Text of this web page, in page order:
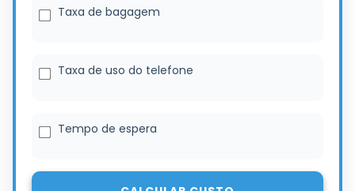
Taxa de bagagem
Taxa de uso do telefone
Tempo de espera